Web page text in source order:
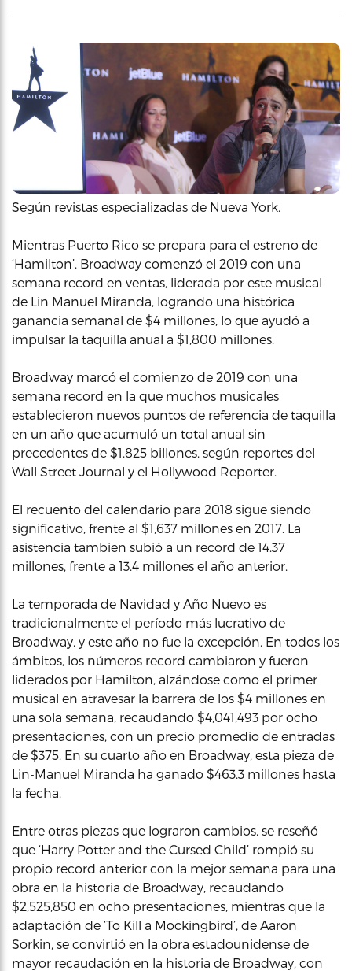
Según revistas especializadas de Nueva York.
Mientras Puerto Rico se prepara para el estreno de
‘Hamilton’, Broadway comenzó el 2019 con una
semana record en ventas, liderada por este musical
de Lin Manuel Miranda, logrando una histórica
ganancia semanal de $4 millones, lo que ayudó a
impulsar la taquilla anual a $1,800 millones.
Broadway marcó el comienzo de 2019 con una
semana record en la que muchos musicales
establecieron nuevos puntos de referencia de taquilla
en un año que acumuló un total anual sin
precedentes de $1,825 billones, según reportes del
Wall Street Journal y el Hollywood Reporter.
El recuento del calendario para 2018 sigue siendo
significativo, frente al $1,637 millones en 2017. La
asistencia tambien subió a un record de 14.37
millones, frente a 13.4 millones el año anterior.
La temporada de Navidad y Año Nuevo es
tradicionalmente el período más lucrativo de
Broadway, y este año no fue la excepción. En todos los
ámbitos, los números record cambiaron y fueron
liderados por Hamilton, alzándose como el primer
musical en atravesar la barrera de los $4 millones en
una sola semana, recaudando $4,041,493 por ocho
presentaciones, con un precio promedio de entradas
de $375. En su cuarto año en Broadway, esta pieza de
Lin-Manuel Miranda ha ganado $463.3 millones hasta
la fecha.
Entre otras piezas que lograron cambios, se reseñó
que ‘Harry Potter and the Cursed Child’ rompió su
propio record anterior con la mejor semana para una
obra en la historia de Broadway, recaudando
$2,525,850 en ocho presentaciones, mientras que la
adaptación de ‘To Kill a Mockingbird’, de Aaron
Sorkin, se convirtió en la obra estadounidense de
mayor recaudación en la historia de Broadway, con